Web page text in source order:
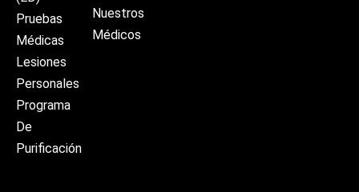
Pruebas
Médicas
Lesiones
Personales
Programa
De
Purificación
Nuestros
Médicos